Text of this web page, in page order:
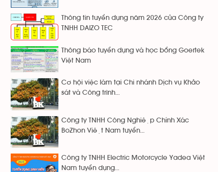
Thông tin tuyển dụng năm 2026 của Công ty
TNHH DAIZO TEC
Thông báo tuyển dụng và học bổng Goertek
Việt Nam
Cơ hội việc làm tại Chi nhánh Dịch vụ Khảo
sát và Công trình...
Công ty TNHH Công Nghiệp Chính Xác
BoZhon Việt Nam tuyển...
Công ty TNHH Electric Motorcycle Yadea Việt
Nam tuyển dụng...